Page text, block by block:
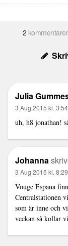
2
Julia
3 Aug 2015 kl. 3:54
uh, h8 jonathan!
Johanna
3 Aug 2015 kl. 8:29
Vouge Espana
Centralstationen
som är inne och
veckan så kollar